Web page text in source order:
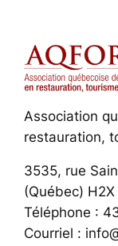
Association
restauration,
3535, rue
(Québec) H2X
Téléphone :
Courriel :